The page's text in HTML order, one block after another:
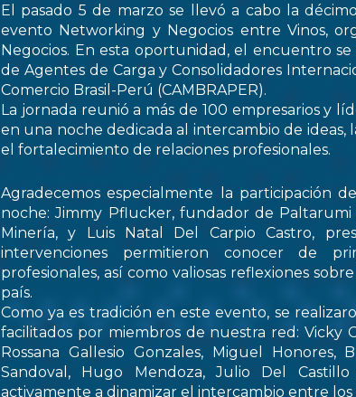
El pasado 5 de marzo se llevó a cabo la
evento Networking y Negocios entre Vinos,
Negocios. En esta oportunidad, el encuentro
de Agentes de Carga y Consolidadores
Comercio Brasil-Perú (CAMBRAPER).
La jornada reunió a más de 100 empresarios y
en una noche dedicada al intercambio de
el fortalecimiento de relaciones profesionales.
Agradecemos especialmente la participación
noche: Jimmy Pflucker, fundador de Paltarumi
Minería, y Luis Natal Del Carpio Castro,
intervenciones permitieron conocer de
profesionales, así como valiosas reflexiones
país.
Como ya es tradición en este evento, se
facilitados por miembros de nuestra red: Vicky
Rossana Gallesio Gonzales, Miguel
Sandoval, Hugo Mendoza, Julio Del
activamente a dinamizar el intercambio entre los